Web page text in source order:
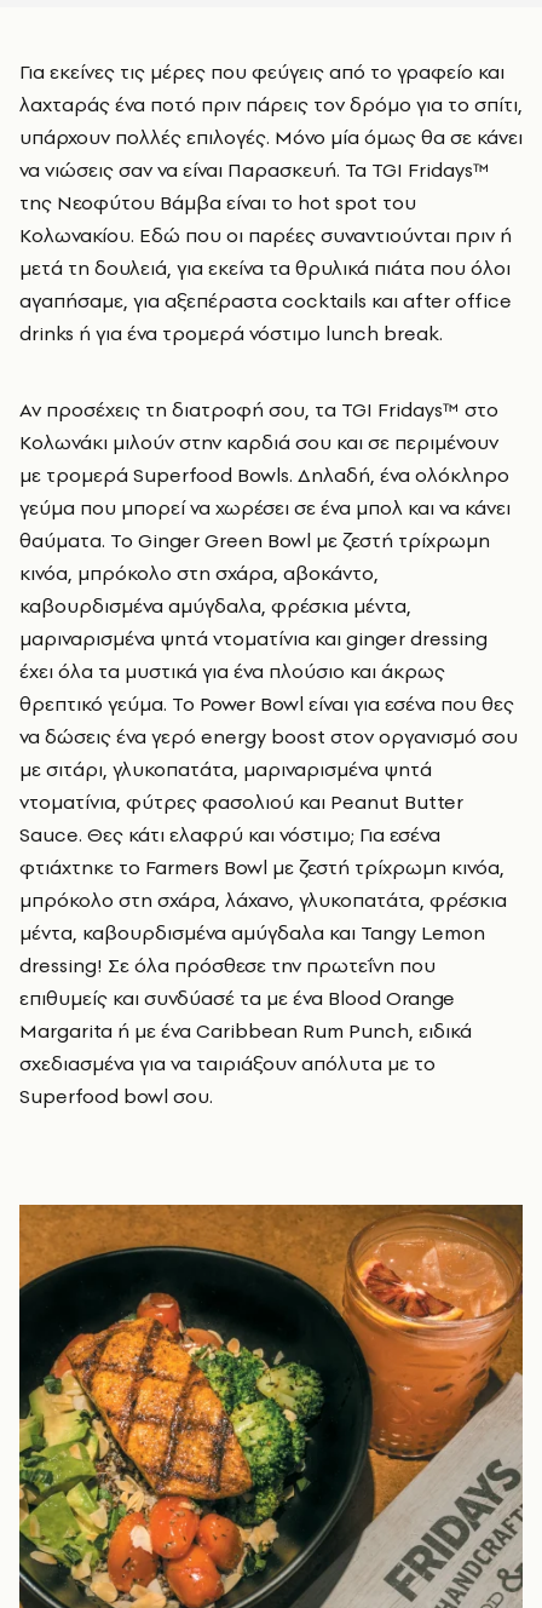
Για εκείνες τις μέρες που φεύγεις από το γραφείο και
λαχταράς ένα ποτό πριν πάρεις τον δρόμο για το σπίτι,
υπάρχουν πολλές επιλογές. Μόνο μία όμως θα σε κάνει
να νιώσεις σαν να είναι Παρασκευή. Τα TGI Fridays™
της Νεοφύτου Βάμβα είναι το hot spot του
Κολωνακίου. Εδώ που οι παρέες συναντιούνται πριν ή
μετά τη δουλειά, για εκείνα τα θρυλικά πιάτα που όλοι
αγαπήσαμε, για αξεπέραστα cocktails και after office
drinks ή για ένα τρομερά νόστιμο lunch break.
Αν προσέχεις τη διατροφή σου, τα TGI Fridays™ στο
Κολωνάκι μιλούν στην καρδιά σου και σε περιμένουν
με τρομερά Superfood Bowls. Δηλαδή, ένα ολόκληρο
γεύμα που μπορεί να χωρέσει σε ένα μπολ και να κάνει
θαύματα. Το Ginger Green Bowl με ζεστή τρίχρωμη
κινόα, μπρόκολο στη σχάρα, αβοκάντο,
καβουρδισμένα αμύγδαλα, φρέσκια μέντα,
μαριναρισμένα ψητά ντοματίνια και ginger dressing
έχει όλα τα μυστικά για ένα πλούσιο και άκρως
θρεπτικό γεύμα. Το Power Bowl είναι για εσένα που θες
να δώσεις ένα γερό energy boost στον οργανισμό σου
με σιτάρι, γλυκοπατάτα, μαριναρισμένα ψητά
ντοματίνια, φύτρες φασολιού και Peanut Butter
Sauce. Θες κάτι ελαφρύ και νόστιμο; Για εσένα
φτιάχτηκε το Farmers Bowl με ζεστή τρίχρωμη κινόα,
μπρόκολο στη σχάρα, λάχανο, γλυκοπατάτα, φρέσκια
μέντα, καβουρδισμένα αμύγδαλα και Tangy Lemon
dressing! Σε όλα πρόσθεσε την πρωτεΐνη που
επιθυμείς και συνδύασέ τα με ένα Blood Orange
Margarita ή με ένα Caribbean Rum Punch, ειδικά
σχεδιασμένα για να ταιριάξουν απόλυτα με το
Superfood bowl σου.